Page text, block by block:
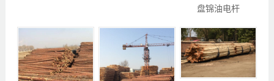
盘锦油电杆